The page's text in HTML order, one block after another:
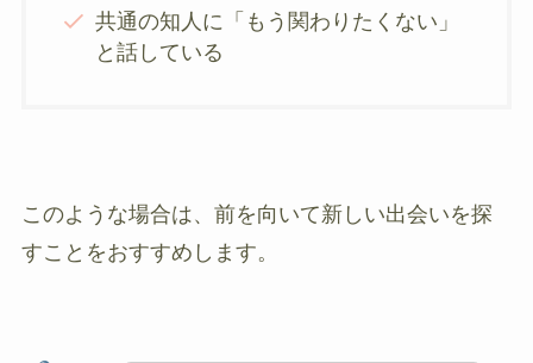
共通の知人に「もう関わりたくない」
と話している
このような場合は、前を向いて新しい出会いを探
すことをおすすめします。